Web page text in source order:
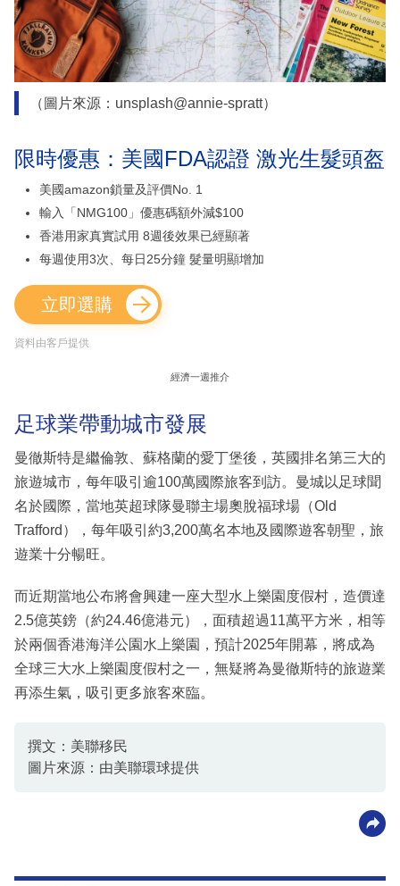
（圖片來源：unsplash@annie-spratt）
限時優惠：美國FDA認證 激光生髮頭盔
美國amazon鎖量及評價No. 1
輸入「NMG100」優惠碼額外減$100
香港用家真實試用 8週後效果已經顯著
每週使用3次、每日25分鐘 髮量明顯增加
立即選購
資料由客戶提供
經濟一週推介
足球業帶動城市發展
曼徹斯特是繼倫敦、蘇格蘭的愛丁堡後，英國排名第三大的
旅遊城市，每年吸引逾100萬國際旅客到訪。曼城以足球聞
名於國際，當地英超球隊曼聯主場奧脫福球場（Old
Trafford），每年吸引約3,200萬名本地及國際遊客朝聖，旅
遊業十分暢旺。
而近期當地公布將會興建一座大型水上樂園度假村，造價達
2.5億英鎊（約24.46億港元），面積超過11萬平方米，相等
於兩個香港海洋公園水上樂園，預計2025年開幕，將成為
全球三大水上樂園度假村之一，無疑將為曼徹斯特的旅遊業
再添生氣，吸引更多旅客來臨。
撰文：美聯移民
圖片來源：由美聯環球提供